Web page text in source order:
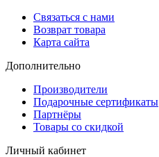
Связаться с нами
Возврат товара
Карта сайта
Дополнительно
Производители
Подарочные сертификаты
Партнёры
Товары со скидкой
Личный кабинет